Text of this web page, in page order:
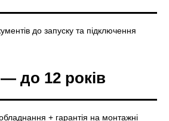
до запуску та підключення
— до 12 років
+ гарантія на монтажні